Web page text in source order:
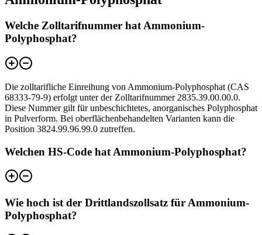
Welche Zolltarifnummer hat Ammonium-
Polyphosphat?
Die zolltarifliche Einreihung von Ammonium-Polyphosphat (CAS
68333-79-9) erfolgt unter der Zolltarifnummer 2835.39.00.00.0.
Diese Nummer gilt für unbeschichtetes, anorganisches Polyphosphat
in Pulverform. Bei oberflächenbehandelten Varianten kann die
Position 3824.99.96.99.0 zutreffen.
Welchen HS-Code hat Ammonium-Polyphosphat?
Wie hoch ist der Drittlandszollsatz für Ammonium-
Polyphosphat?